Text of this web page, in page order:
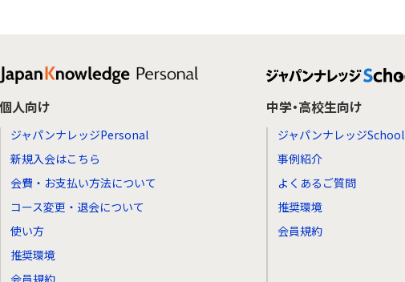
個人向け
ジャパンナレッジPersonal
新規入会はこちら
会費・お支払い方法について
コース変更・退会について
使い方
推奨環境
会員規約
中学・高校生向け
ジャパンナレッジSchool
事例紹介
よくあるご質問
推奨環境
会員規約